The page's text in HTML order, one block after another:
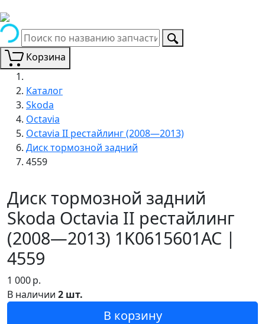
Корзина
Каталог
Skoda
Octavia
Octavia II рестайлинг (2008—2013)
Диск тормозной задний
4559
Диск тормозной задний
Skoda Octavia II рестайлинг
(2008—2013) 1K0615601AC |
4559
1 000р.
В наличии 2 шт.
В корзину